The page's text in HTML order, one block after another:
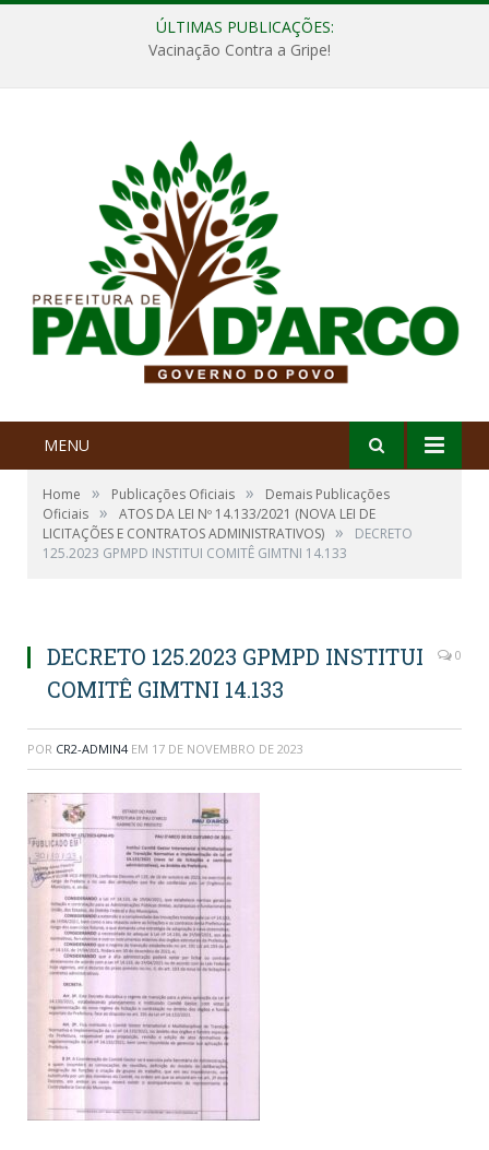
ÚLTIMAS PUBLICAÇÕES:
Vacinação Contra a Gripe!
MENU
Home » Publicações Oficiais »
Demais Publicações
Oficiais »
ATOS DA LEI Nº 14.133/2021 (NOVA LEI DE
LICITAÇÕES E CONTRATOS ADMINISTRATIVOS) »
DECRETO
125.2023 GPMPD INSTITUI COMITÊ GIMTNI 14.133
DECRETO 125.2023 GPMPD INSTITUI
COMITÊ GIMTNI 14.133
0
POR CR2-ADMIN4 EM 17 DE NOVEMBRO DE 2023